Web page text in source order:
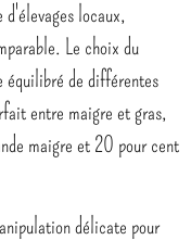
locaux,
Le choix du
équilibré de différentes
entre maigre et gras,
maigre et 20 pour cent
délicate pour